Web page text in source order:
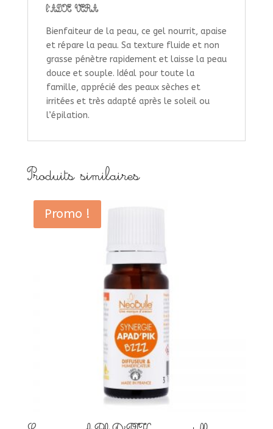
l’ALOE VERA
Bienfaiteur de la peau, ce gel nourrit, apaise
et répare la peau. Sa texture fluide et non
grasse pénètre rapidement et laisse la peau
douce et souple. Idéal pour toute la
famille, apprécié des peaux sèches et
irritées et très adapté après le soleil ou
l’épilation.
Produits similaires
Promo !